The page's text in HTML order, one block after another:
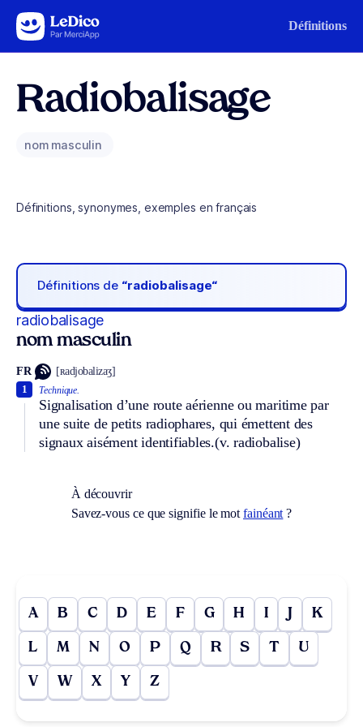
Aller au contenu Définitions
Radiobalisage
nom masculin
Définitions, synonymes, exemples en français
Définitions de “radiobalisage“
radiobalisage
nom masculin
FR [ʀadjobalizaʒ]
Technique.
Signalisation d’une route aérienne ou maritime par
une suite de petits radiophares, qui émettent des
signaux aisément identifiables.(v. radiobalise)
1
À découvrir
Savez-vous ce que signifie le motfainéant ?
A B C D E F G H I J K
L M N O P Q R S T U
V W X Y Z